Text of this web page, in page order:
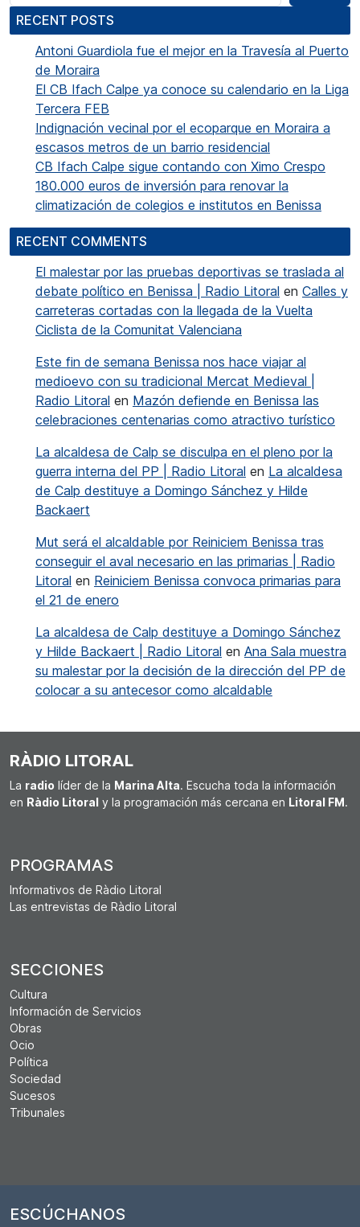
RECENT POSTS
Antoni Guardiola fue el mejor en la Travesía al Puerto
de Moraira
El CB Ifach Calpe ya conoce su calendario en la Liga
Tercera FEB
Indignación vecinal por el ecoparque en Moraira a
escasos metros de un barrio residencial
CB Ifach Calpe sigue contando con Ximo Crespo
180.000 euros de inversión para renovar la
climatización de colegios e institutos en Benissa
RECENT COMMENTS
El malestar por las pruebas deportivas se traslada al
debate político en Benissa | Radio Litoral en Calles y
carreteras cortadas con la llegada de la Vuelta
Ciclista de la Comunitat Valenciana
Este fin de semana Benissa nos hace viajar al
medioevo con su tradicional Mercat Medieval |
Radio Litoral en Mazón defiende en Benissa las
celebraciones centenarias como atractivo turístico
La alcaldesa de Calp se disculpa en el pleno por la
guerra interna del PP | Radio Litoral en La alcaldesa
de Calp destituye a Domingo Sánchez y Hilde
Backaert
Mut será el alcaldable por Reiniciem Benissa tras
conseguir el aval necesario en las primarias | Radio
Litoral en Reiniciem Benissa convoca primarias para
el 21 de enero
La alcaldesa de Calp destituye a Domingo Sánchez
y Hilde Backaert | Radio Litoral en Ana Sala muestra
su malestar por la decisión de la dirección del PP de
colocar a su antecesor como alcaldable
RÀDIO LITORAL
La radio líder de la Marina Alta. Escucha toda la información
en Ràdio Litoral y la programación más cercana en Litoral FM.
PROGRAMAS
Informativos de Ràdio Litoral
Las entrevistas de Ràdio Litoral
SECCIONES
Cultura
Información de Servicios
Obras
Ocio
Política
Sociedad
Sucesos
Tribunales
ESCÚCHANOS